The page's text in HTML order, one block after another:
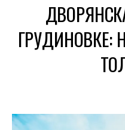
ГРУДИНОВКЕ: